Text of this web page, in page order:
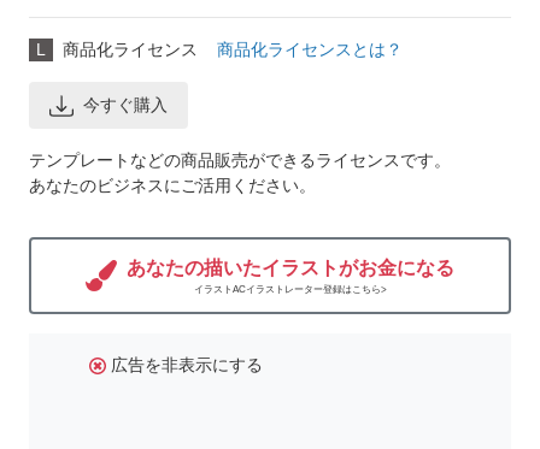
L 商品化ライセンス 商品化ライセンスとは？
今すぐ購入
テンプレートなどの商品販売ができるライセンスです。
あなたのビジネスにご活用ください。
あなたの描いたイラストがお金になる
イラストACイラストレーター登録はこちら>
広告を非表示にする